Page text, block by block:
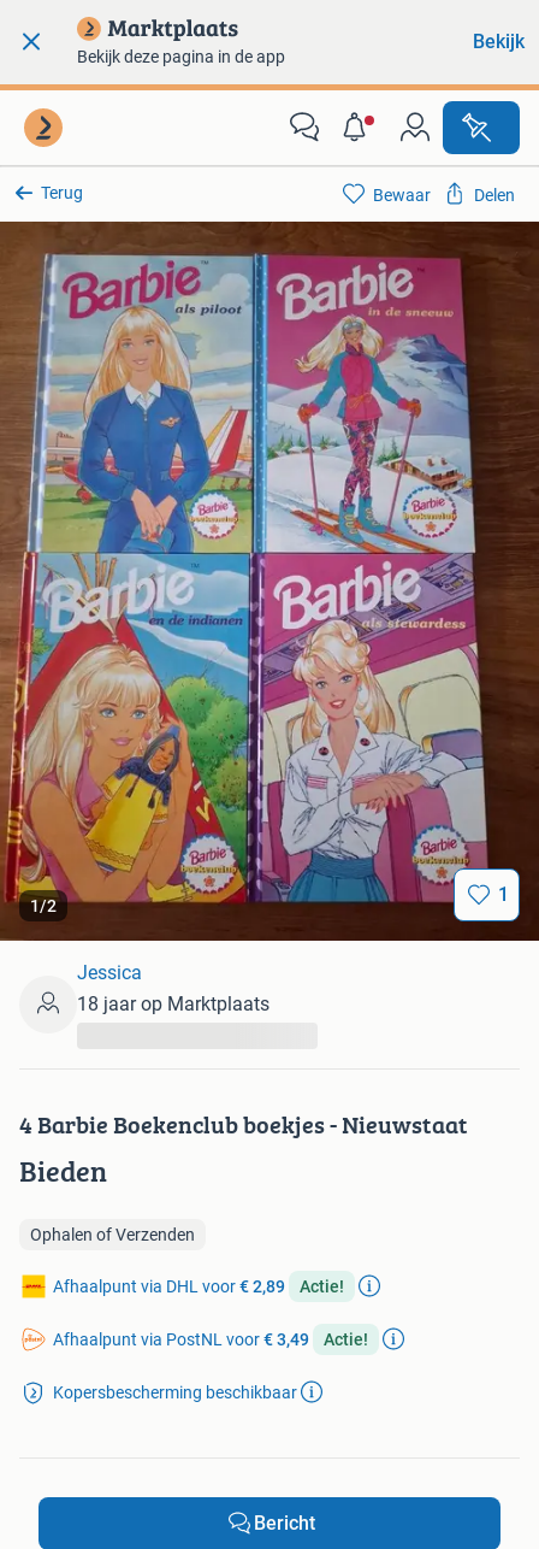
Bekijk deze pagina in de app
Bekijk
Terug
1/2 1
Bewaar Delen
4 Barbie Boekenclub boekjes - Nieuwstaat
Bieden
Ophalen of Verzenden
Afhaalpunt via DHL voor€ 2,89 Actie!
Afhaalpunt via PostNL voor€ 3,49 Actie!
Kopersbescherming beschikbaar
Jessica
18 jaar op Marktplaats
Bericht